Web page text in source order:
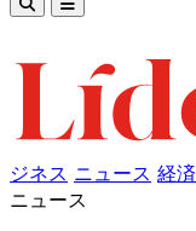
ジネス ニュース 経済
ニュース